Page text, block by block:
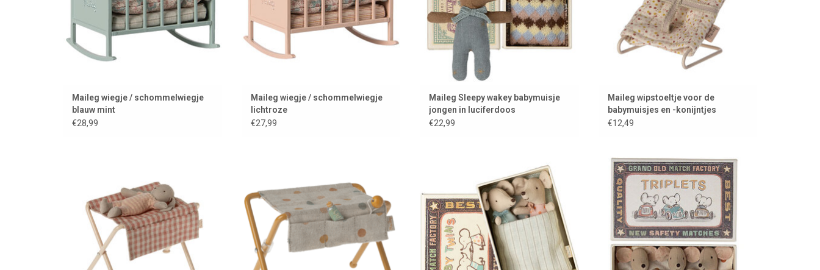
Maileg wiegje / schommelwiegje
blauw mint
€28,99
Maileg wiegje / schommelwiegje
lichtroze
€27,99
Maileg Sleepy wakey babymuisje
jongen in luciferdoos
€22,99
Maileg wipstoeltje voor de
babymuisjes en -konijntjes
€12,49
TOEVOEGEN AAN WINKELWAGEN
rammelaar en een tube babzalf.
TOEVOEGEN AAN WINKELWAGEN
TOEVOEGEN AAN WINKELWAGEN
Drieling / triplets babymuisjes van Maileg
TOEVOEGEN AAN WINKELWAGEN